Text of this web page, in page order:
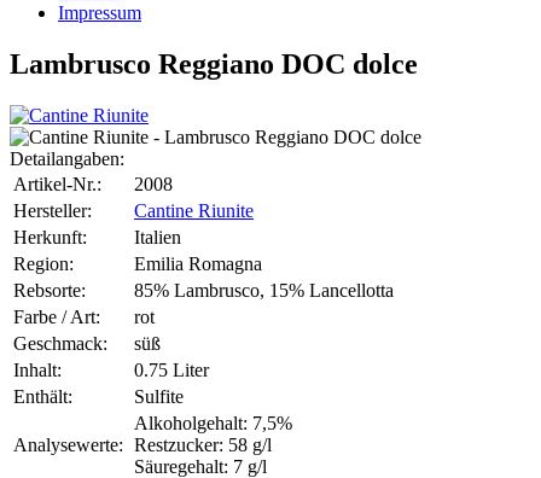
Impressum
Lambrusco Reggiano DOC dolce
Detailangaben:
Artikel-Nr.:
2008
Hersteller:
Cantine Riunite
Herkunft:
Italien
Region:
Emilia Romagna
Rebsorte:
85% Lambrusco, 15% Lancellotta
Farbe / Art:
rot
Geschmack:
süß
Inhalt:
0.75 Liter
Enthält:
Sulfite
Analysewerte:
Alkoholgehalt: 7,5%
Restzucker: 58 g/l
Säuregehalt: 7 g/l